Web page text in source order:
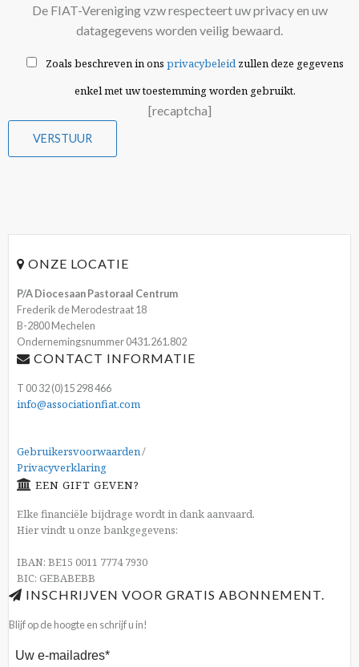
De FIAT-Vereniging vzw respecteert uw privacy en uw
datagegevens worden veilig bewaard.
Zoals beschreven in ons privacybeleid zullen deze gegevens
enkel met uw toestemming worden gebruikt.
[recaptcha]
ONZE LOCATIE
P/A Diocesaan Pastoraal Centrum
Frederik de Merodestraat 18
B-2800 Mechelen
Ondernemingsnummer 0431.261.802
CONTACT INFORMATIE
T 00 32 (0)15 298 466
info@associationfiat.com
Gebruikersvoorwaarden/
Privacyverklaring
EEN GIFT GEVEN?
Elke financiële bijdrage wordt in dank aanvaard.
Hier vindt u onze bankgegevens:
IBAN: BE15 0011 7774 7930
BIC: GEBABEBB
INSCHRIJVEN VOOR GRATIS ABONNEMENT.
Blijf op de hoogte en schrijf u in!